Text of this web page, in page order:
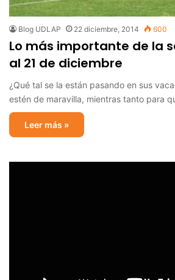
Blog UDLAP 22 diciembre, 2014 600
Lo más importante de la
al 21 de diciembre
¿Qué tal se la están pasando en sus
estén de maravilla, mientras tanto para
Leer más »